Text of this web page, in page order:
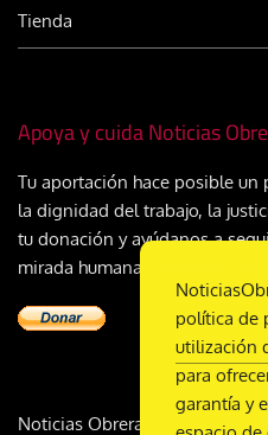
Tienda
Apoya y cuida Noticias
Tu aportación hace posible
la dignidad del trabajo, la
tu donación y ayúdanos a
mirada humana y cristiana
Noticias Obreras | DL M-2359-
política de
utilización
para
garantía y